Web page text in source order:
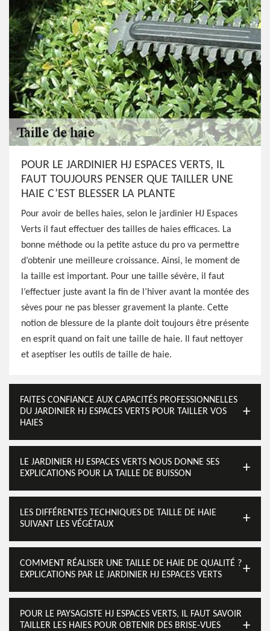
POUR LE JARDINIER HJ ESPACES VERTS, IL
FAUT TOUJOURS PENSER QUE TAILLER UNE
HAIE C’EST BLESSER LA PLANTE
Pour avoir de belles haies, selon le jardinier HJ Espaces
Verts il faut effectuer des tailles de haies efficaces. La
bonne méthode ou la petite astuce du pro va permettre
d’obtenir une meilleure croissance. Ainsi, le moment de
la taille est important. Pour une taille sévère, il faut
l’effectuer juste avant la fin de l’hiver avant la montée des
sèves pour ne pas blesser gravement la plante. Cette
notion de blessure de la plante doit toujours être présente
en esprit quand on fait une taille de haie. Il faut nettoyer
et aseptiser les outils de taille de haie.
FAITES CONFIANCE AUX CAPACITÉS PROFESSIONNELLES
DU JARDINIER HJ ESPACES VERTS POUR TAILLER VOS
HAIES
LE JARDINIER HJ ESPACES VERTS NOUS DONNE SES
EXPLICATIONS POUR LA TAILLE DE BUISSON
LES DIFFÉRENTES TECHNIQUES DE TAILLE DE HAIE
SUIVANT LES VÉGÉTAUX
COMMENT RÉALISER UNE TAILLE DE HAIE DE QUALITÉ ?
EXPLICATIONS PAR LE JARDINIER HJ ESPACES VERTS
POUR LE PAYSAGISTE HJ ESPACES VERTS, IL FAUT SAVOIR
TAILLER LES HAIES POUR OBTENIR DES BRISE-VUES